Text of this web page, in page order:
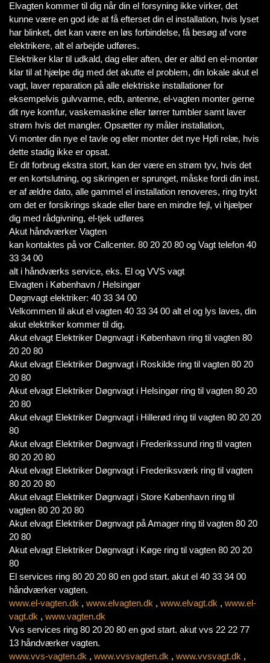
Elvagten kommer til dig når din el forsyning ikke virker, det
kunne være en god ide at få efterset din el installation, hvis lyset
har blinket, det kan være en løs forbindelse, få besøg af vore
elektrikere, alt el arbejde udføres.
Elektriker klar til udkald, dag eller aften, der er altid en el-montør
klar til at hjælpe dig med det akutte el problem, din lokale akut el
vagt, laver reparation på alle elektriske installationer for
eksempelvis gulvvarme, edb, antenne, el-vagten monter gerne
dit nye komfur, vaskemaskine eller tørrer tumbler samt laver
strøm hvis det mangler. Opsætter ny måler installation,
Vi monter din nye el tavle og eller monter det nye Hpfi relæ, hvis
dette stadig ikke er opsat.
Er dit forbrug ekstra stort, kan der være en strøm tyv, hvis det
er en kortslutning, og sikringen er sprunget, måske fordi din inst.
er af ældre dato, alle gammel el installation renoveres, ring trykt
om det er forsikrings skade eller bare en mindre fejl, vi hjælper
dig med rådgivning, el-tjek udføres
Akut håndværker Vagten
kan kontaktes på vor Callcenter. 80 20 20 80 og Vagt telefon 40
33 34 00
alt i håndværks service, eks. El og VVS vagt
Elvagten i København / Helsingør
Døgnvagt elektriker: 40 33 34 00
Velkommen til akut el vagten 40 33 34 00 alt el og lys laves, din
akut elektriker kommer til dig.
Akut elvagt Elektriker Døgnvagt i København ring til vagten 80
20 20 80
Akut elvagt Elektriker Døgnvagt i Roskilde ring til vagten 80 20
20 80
Akut elvagt Elektriker Døgnvagt i Helsingør ring til vagten 80 20
20 80
Akut elvagt Elektriker Døgnvagt i Hillerød ring til vagten 80 20 20
80
Akut elvagt Elektriker Døgnvagt i Frederikssund ring til vagten
80 20 20 80
Akut elvagt Elektriker Døgnvagt i Frederiksværk ring til vagten
80 20 20 80
Akut elvagt Elektriker Døgnvagt i Store København ring til
vagten 80 20 20 80
Akut elvagt Elektriker Døgnvagt på Amager ring til vagten 80 20
20 80
Akut elvagt Elektriker Døgnvagt i Køge ring til vagten 80 20 20
80
El services ring 80 20 20 80 en god start. akut el 40 33 34 00
håndværker vagten.
www.el-vagten.dk , www.elvagten.dk , www.elvagt.dk , www.el-
vagt.dk , www.vagten.dk
Vvs services ring 80 20 20 80 en god start. akut vvs 22 22 77
13 håndværker vagten.
www.vvs-vagten.dk , www.vvsvagten.dk , www.vvsvagt.dk ,